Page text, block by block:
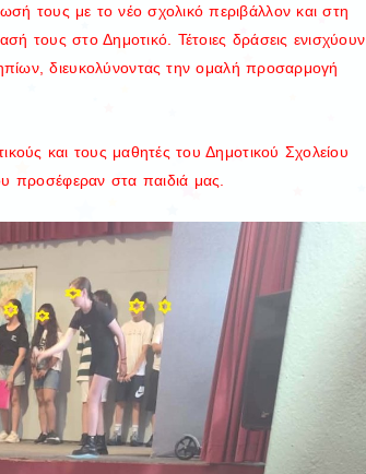
τους με το νέο σχολικό περιβάλλον και στη
τους στο Δημοτικό. Τέτοιες δράσεις ενισχύουν
διευκολύνοντας την ομαλή προσαρμογή
και τους μαθητές του Δημοτικού Σχολείου
προσέφεραν στα παιδιά μας.